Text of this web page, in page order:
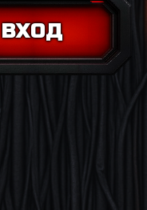
ВХОД